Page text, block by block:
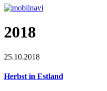
2018
25.10.2018
Herbst in Estland